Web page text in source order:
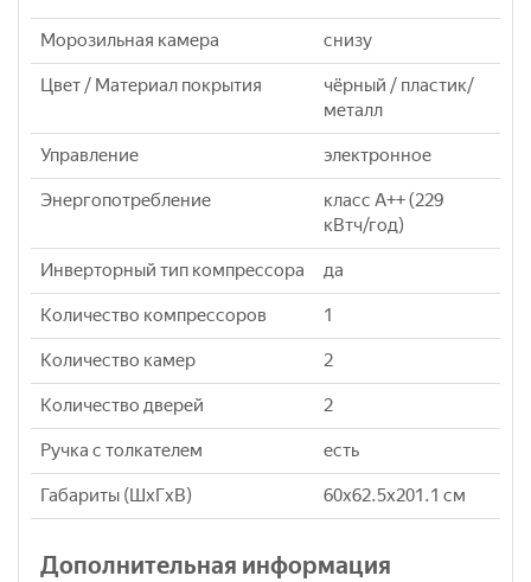
Морозильная камера снизу
Цвет / Материал покрытия
чёрный / пластик/
металл
Управление электронное
Энергопотребление
класс A++ (229
кВтч/год)
Инверторный тип компрессора да
Количество компрессоров 1
Количество камер 2
Количество дверей 2
Ручка с толкателем есть
Габариты (ШxГxВ) 60x62.5x201.1 см
Дополнительная информация